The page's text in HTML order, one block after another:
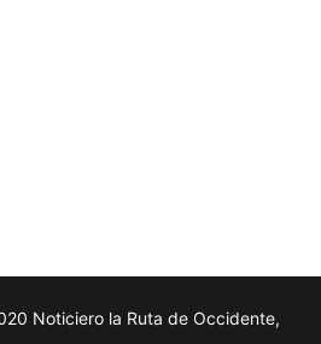
Noticiero la Ruta de Occidente,